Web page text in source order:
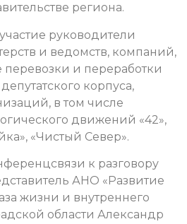
региона.
руководители
и ведомств, компаний,
и переработки
корпуса,
в том числе
движений «42»,
«Чистый Север».
к разговору
АНО «Развитие
жизни и внутреннего
области Александр